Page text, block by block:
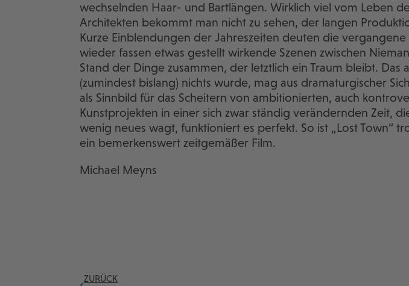
wechselnden Haar- und Bartlängen. Wirklich viel vom Leben
Architekten bekommt man nicht zu sehen, der langen
Kurze Einblendungen der Jahreszeiten deuten die
wieder fassen etwas gestellt wirkende Szenen zwischen
Stand der Dinge zusammen, der letztlich ein Traum bleibt. Das
(zumindest bislang) nichts wurde, mag aus dramaturgischer
als Sinnbild für das Scheitern von ambitionierten, auch
Kunstprojekten in einer sich zwar ständig verändernden Zeit,
wenig neues wagt, funktioniert es perfekt. So ist „Lost Town“
ein bemerkenswert zeitgemäßer Film.
Michael Meyns
.
ZURÜCK